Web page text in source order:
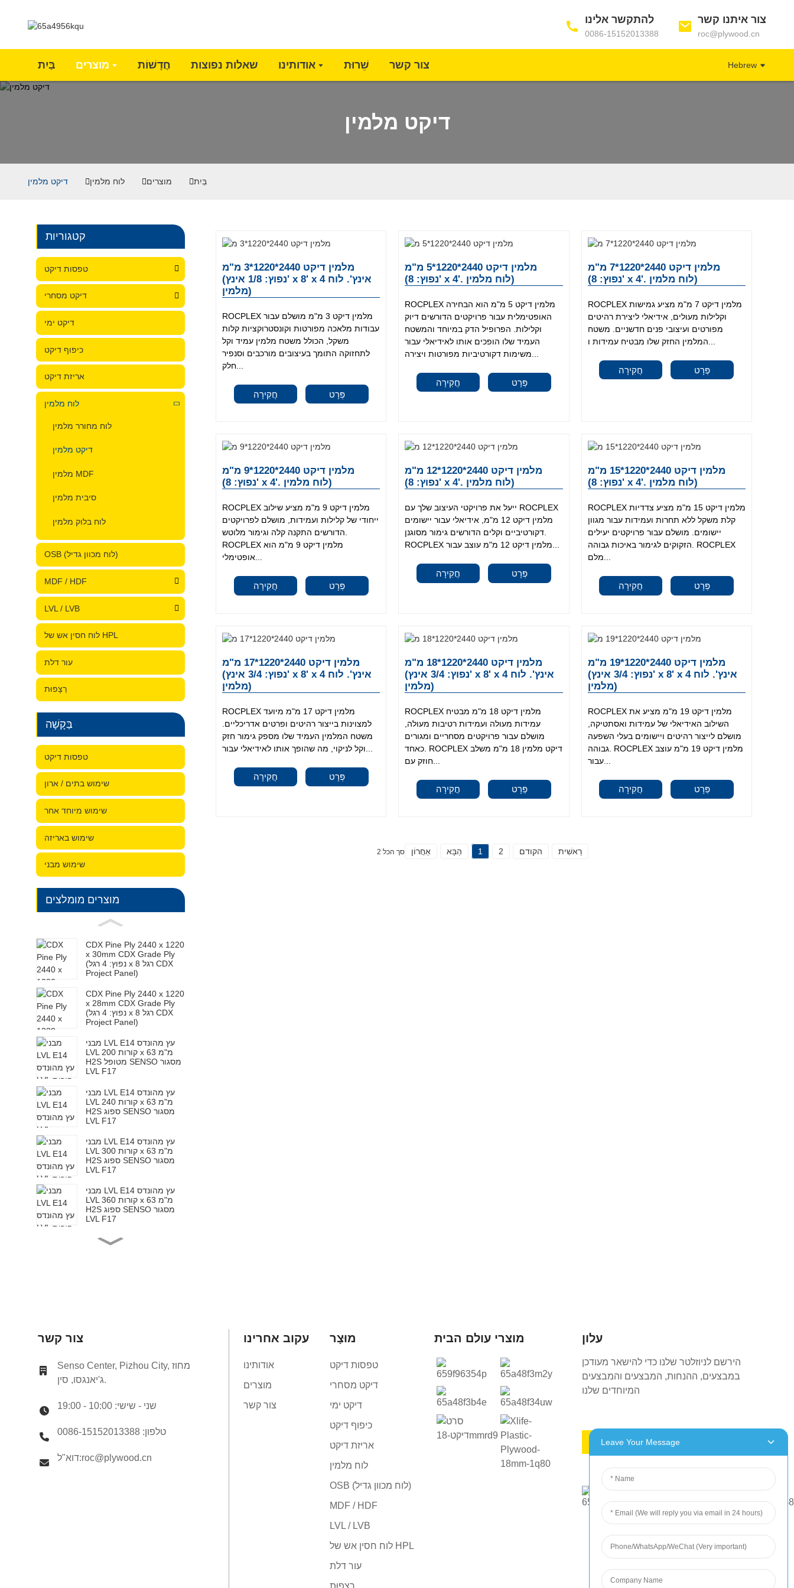
להתקשר אלינו
0086-15152013388
צור איתנו קשר
roc@plywood.cn
בַּיִת מוצרים חֲדָשׁוֹת שאלות נפוצות אודותינו שֵׁרוּת צור קשר Hebrew
דיקט מלמין
בַּיִת מוצרים לוח מלמין דיקט מלמין
קטגוריות
טפסות דיקט
דיקט מסחרי
דיקט ימי
כיפוף דיקט
אריזת דיקט
לוח מלמין
לוח מחורר מלמין
דיקט מלמין
מלמין MDF
סיבית מלמין
לוח בלוק מלמין
OSB (לוח מכוון גדיל)
MDF / HDF
LVL / LVB
לוח חסין אש של HPL
עור דלת
רַצָפוּת
בַּקָשָׁה
טפסות דיקט
שימוש בתים / ארון
שימוש מיוחד אחר
שימוש באריזה
שימוש מבני
מוצרים מומלצים
CDX Pine Ply 2440 x 1220
x 30mm CDX Grade Ply
(נפוץ: 4 רגל x 8 רגל CDX
Project Panel)
CDX Pine Ply 2440 x 1220
x 28mm CDX Grade Ply
(נפוץ: 4 רגל x 8 רגל CDX
Project Panel)
מבני LVL E14 עץ מהונדס
LVL קורות 200 x 63 מ"מ
H2S מטופל SENSO מסגור
LVL F17
מבני LVL E14 עץ מהונדס
LVL קורות 240 x 63 מ"מ
H2S ספוג SENSO מסגור
LVL F17
מבני LVL E14 עץ מהונדס
LVL קורות 300 x 63 מ"מ
H2S ספוג SENSO מסגור
LVL F17
מבני LVL E14 עץ מהונדס
LVL קורות 360 x 63 מ"מ
H2S ספוג SENSO מסגור
LVL F17
מבני LVL E14 עץ מהונדס
LVL F17
H2S ספוג SENSO מסגור
מלמין דיקט 2440*1220*3 מ"מ
(נפוץ: 1/8 אינץ' x 8' x 4 אינץ'. לוח
מלמין)
ROCPLEX מלמין דיקט 3 מ"מ מושלם עבור
עבודות מלאכה מפורטות וקונסטרוקציות קלות
משקל, הכולל משטח מלמין עמיד וקל
לתחזוקה התומך בעיצובים מורכבים וסנפיר
חֲקִירָה פְּרָט
מלמין דיקט 2440*1220*5 מ"מ
(נפוץ: 8' x 4'. לוח מלמין)
ROCPLEX מלמין דיקט 5 מ"מ הוא הבחירה
האופטימלית עבור פרויקטים הדורשים דיוק
וקלילות. הפרופיל הדק במיוחד והמשטח
העמיד שלו הופכים אותו לאידיאלי עבור
חֲקִירָה פְּרָט
מלמין דיקט 2440*1220*7 מ"מ
(נפוץ: 8' x 4'. לוח מלמין)
ROCPLEX מלמין דיקט 7 מ"מ מציע גמישות
וקלילות מעולים, אידיאלי ליצירת רהיטים
מפורטים ועיצובי פנים חדשניים. משטח
חֲקִירָה פְּרָט
מלמין דיקט 2440*1220*9 מ"מ
(נפוץ: 8' x 4'. לוח מלמין)
ROCPLEX מלמין דיקט 9 מ"מ מציע שילוב
ייחודי של קלילות ועמידות, מושלם לפרויקטים
הדורשים התקנה קלה וגימור מלוטש.
ROCPLEX מלמין דיקט 9 מ"מ הוא
חֲקִירָה פְּרָט
מלמין דיקט 2440*1220*12 מ"מ
(נפוץ: 8' x 4'. לוח מלמין)
ייעל את פרויקטי העיצוב שלך עם ROCPLEX
מלמין דיקט 12 מ"מ, אידיאלי עבור יישומים
דקורטיביים וקלים הדורשים גימור מסוגנן.
חֲקִירָה פְּרָט
מלמין דיקט 2440*1220*15 מ"מ
(נפוץ: 8' x 4'. לוח מלמין)
ROCPLEX מלמין דיקט 15 מ"מ מציע צדדיות
קלת משקל ללא תחרות ועמידות עבור מגוון
יישומים. מושלם עבור פרויקטים יעילים
הזקוקים לגימור באיכות גבוהה. ROCPLEX
חֲקִירָה פְּרָט
מלמין דיקט 2440*1220*17 מ"מ
(נפוץ: 3/4 אינץ' x 8' x 4 אינץ'. לוח
מלמין)
ROCPLEX מלמין דיקט 17 מ"מ מיועד
למצוינות בייצור רהיטים ופרטים אדריכליים.
משטח המלמין העמיד שלו מספק גימור חזק
חֲקִירָה פְּרָט
מלמין דיקט 2440*1220*18 מ"מ
(נפוץ: 3/4 אינץ' x 8' x 4 אינץ'. לוח
מלמין)
ROCPLEX מלמין דיקט 18 מ"מ מבטיח
עמידות מעולה ועמידות רטיבות מעולה,
מושלם עבור פרויקטים מסחריים ומגורים
כאחד. ROCPLEX דיקט מלמין 18 מ"מ משלב
חֲקִירָה פְּרָט
מלמין דיקט 2440*1220*19 מ"מ
(נפוץ: 3/4 אינץ' x 8' x 4 אינץ'. לוח
מלמין)
ROCPLEX מלמין דיקט 19 מ"מ מציע את
השילוב האידיאלי של עמידות ואסתטיקה,
מושלם לייצור רהיטים ויישומים בעלי השפעה
גבוהה. ROCPLEX מלמין דיקט 19 מ"מ עוצב
עבור...
חֲקִירָה פְּרָט
רֵאשִׁית הקודם 1 2 הַבָּא אַחֲרוֹן סך הכל 2
צור קשר
Senso Center, Pizhou City, מחוז
ג'יאנגסו, סין.
שני - שישי: 10:00 - 19:00
טלפון: 0086-15152013388
דוא"ל:roc@plywood.cn
עקוב אחרינו
אודותינו
מוצרים
צור קשר
מוּצָר
טפסות דיקט
דיקט מסחרי
דיקט ימי
כיפוף דיקט
אריזת דיקט
לוח מלמין
OSB (לוח מכוון גדיל)
MDF / HDF
LVL / LVB
לוח חסין אש של HPL
עור דלת
רַצָפוּת
מוצרי עולם הבית עלון
הירשם לניוזלטר שלנו כדי להישאר מעודכן
במבצעים, ההנחות, המבצעים והמבצעים
המיוחדים שלנו
בקש הצעת מחיר
Leave Your Message